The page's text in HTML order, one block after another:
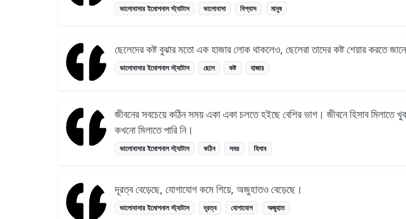
ভালোবাসার ইমোশনাল স্ট্যাটাস ভালোবাসা বিশ্বাস মানুষ
ছেলেদের কষ্ট বুঝার মতো এক হাজার লোক থাকলেও, ছেলেরা তাদের কষ্ট শেয়ার করতে
ভালোবাসার ইমোশনাল স্ট্যাটাস ছেলে কষ্ট হাজার
জীবনের সবচেয়ে কঠিন সময় একা একা চলতে হইছে বেশির ভাগ। জীবনে হিসাব মিলাতে
কখনো মিলাতে পারি নি।
ভালোবাসার ইমোশনাল স্ট্যাটাস কঠিন সময় হিসাব
দূরত্ব বেড়েছে, যোগাযোগ কমে গিয়ে, অজুহাতও বেড়েছে।
ভালোবাসার ইমোশনাল স্ট্যাটাস দূরত্ব যোগাযোগ অজুহাত